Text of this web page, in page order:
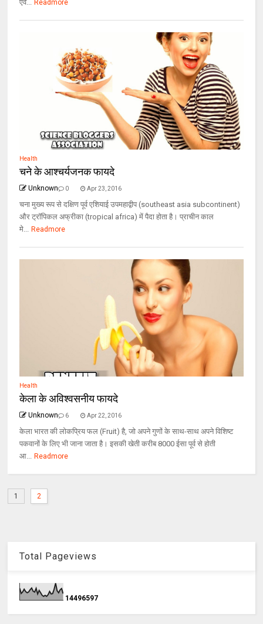
एव... Readmore
Health
चने के आश्चर्यजनक फायदे
Unknown 0 Apr 23, 2016
चना मुख्य रूप से दक्षिण पूर्व एशियाई उपमहाद्वीप (southeast asia subcontinent)
और ट्रॉपिकल अफ्रीका (tropical africa) में पैदा होता है। प्राचीन काल
मे... Readmore
Health
केला के अविश्वसनीय फायदे
Unknown 6 Apr 22, 2016
केला भारत की लोकप्रिय फल (Fruit) है, जो अपने गुणों के साथ-साथ अपने विशि‍ष्ट
पकवानों के लिए भी जाना जाता है। इसकी खेती करीब 8000 ईसा पूर्व से होती
आ... Readmore
1 2
Total Pageviews
14496597